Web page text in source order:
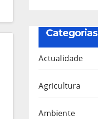
Categorias
Actualidade
Agricultura
Ambiente